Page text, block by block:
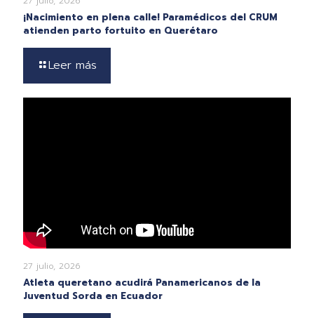
¡Nacimiento en plena calle! Paramédicos del CRUM
atienden parto fortuito en Querétaro
Leer más
27 julio, 2026
Atleta queretano acudirá Panamericanos de la
Juventud Sorda en Ecuador